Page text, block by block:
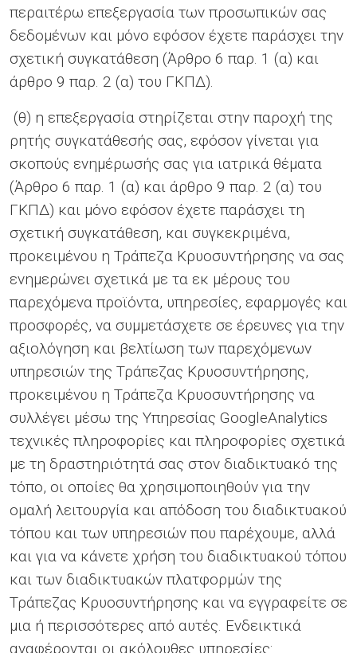
περαιτέρω επεξεργασία των προσωπικών σας
δεδομένων και μόνο εφόσον έχετε παράσχει την
σχετική συγκατάθεση (Άρθρο 6 παρ. 1 (α) και
άρθρο 9 παρ. 2 (α) του ΓΚΠΔ).
(θ) η επεξεργασία στηρίζεται στην παροχή της
ρητής συγκατάθεσής σας, εφόσον γίνεται για
σκοπούς ενημέρωσής σας για ιατρικά θέματα
(Άρθρο 6 παρ. 1 (α) και άρθρο 9 παρ. 2 (α) του
ΓΚΠΔ) και μόνο εφόσον έχετε παράσχει τη
σχετική συγκατάθεση, και συγκεκριμένα,
προκειμένου η Τράπεζα Κρυοσυντήρησης να σας
ενημερώνει σχετικά με τα εκ μέρους του
παρεχόμενα προϊόντα, υπηρεσίες, εφαρμογές και
προσφορές, να συμμετάσχετε σε έρευνες για την
αξιολόγηση και βελτίωση των παρεχόμενων
υπηρεσιών της Τράπεζας Κρυοσυντήρησης,
προκειμένου η Τράπεζα Κρυοσυντήρησης να
συλλέγει μέσω της Υπηρεσίας GoogleAnalytics
τεχνικές πληροφορίες και πληροφορίες σχετικά
με τη δραστηριότητά σας στον διαδικτυακό της
τόπο, οι οποίες θα χρησιμοποιηθούν για την
ομαλή λειτουργία και απόδοση του διαδικτυακού
τόπου και των υπηρεσιών που παρέχουμε, αλλά
και για να κάνετε χρήση του διαδικτυακού τόπου
και των διαδικτυακών πλατφορμών της
Τράπεζας Κρυοσυντήρησης και να εγγραφείτε σε
μια ή περισσότερες από αυτές. Ενδεικτικά
αναφέρονται οι ακόλουθες υπηρεσίες: